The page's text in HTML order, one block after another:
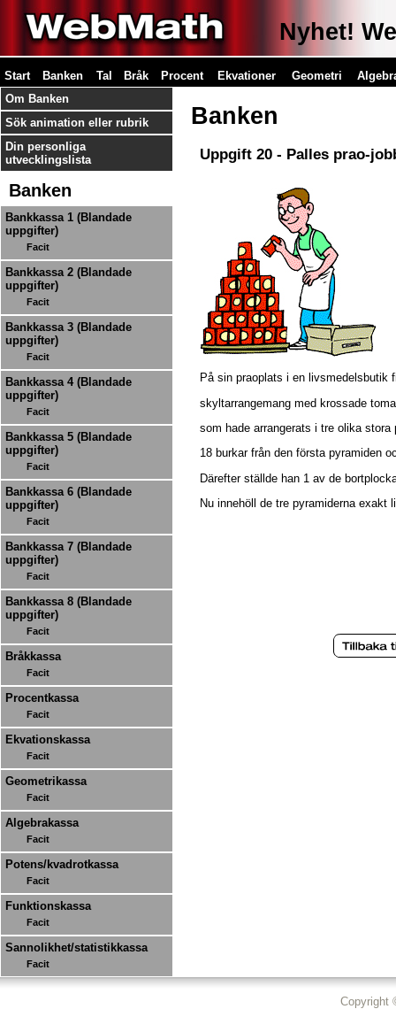
Nyhet!
Start Banken Tal Bråk Procent Ekvationer Geometri
Om Banken
Sök animation eller rubrik
Din personliga
utvecklingslista
Banken
Bankkassa 1 (Blandade
uppgifter)
Facit
Bankkassa 2 (Blandade
uppgifter)
Facit
Bankkassa 3 (Blandade
uppgifter)
Facit
Bankkassa 4 (Blandade
uppgifter)
Facit
Bankkassa 5 (Blandade
uppgifter)
Facit
Bankkassa 6 (Blandade
uppgifter)
Facit
Bankkassa 7 (Blandade
uppgifter)
Facit
Bankkassa 8 (Blandade
uppgifter)
Facit
Bråkkassa
Facit
Procentkassa
Facit
Ekvationskassa
Facit
Geometrikassa
Facit
Algebrakassa
Facit
Potens/kvadrotkassa
Facit
Funktionskassa
Facit
Sannolikhet/statistikkassa
Facit
Banken
Uppgift 20 - Palles prao-
På sin praoplats i en livsmedelsbutik
skyltarrangemang med krossade
som hade arrangerats i tre olika
18 burkar från den första pyramiden
Därefter ställde han 1 av de
Nu innehöll de tre pyramiderna exakt
Copyright